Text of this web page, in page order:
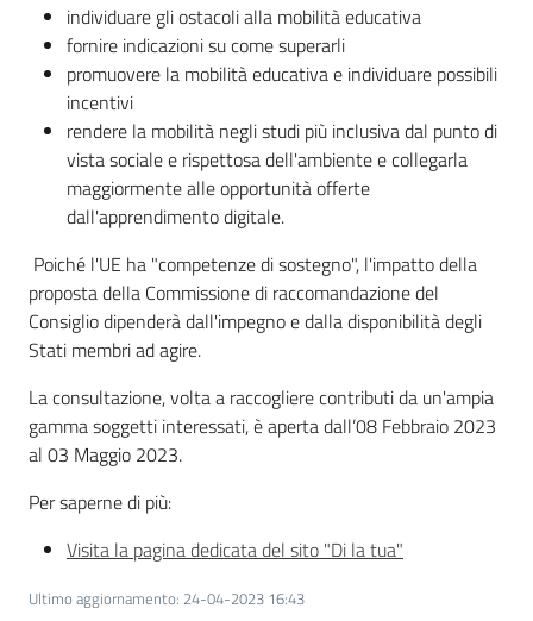
Novità
Servizi
Leggi Atti Bandi
Argomenti
individuare gli ostacoli alla mobilità educativa
fornire indicazioni su come superarli
promuovere la mobilità educativa e individuare possibili
incentivi
rendere la mobilità negli studi più inclusiva dal punto di
vista sociale e rispettosa dell'ambiente e collegarla
maggiormente alle opportunità offerte
dall'apprendimento digitale.
Poiché l'UE ha "competenze di sostegno", l'impatto della
proposta della Commissione di raccomandazione del
Consiglio dipenderà dall'impegno e dalla disponibilità degli
Stati membri ad agire.
La consultazione, volta a raccogliere contributi da un'ampia
gamma soggetti interessati, è aperta dall’08 Febbraio 2023
al 03 Maggio 2023.
Per saperne di più:
Visita la pagina dedicata del sito "Di la tua"
Ultimo aggiornamento: 24-04-2023 16:43